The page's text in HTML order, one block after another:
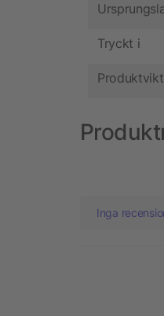
Tryckt i
Produktvikt
Inga